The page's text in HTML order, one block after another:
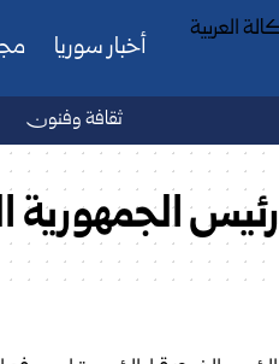
أخبار سوريا
ثقافة وفنون
رئيس الجمهورية